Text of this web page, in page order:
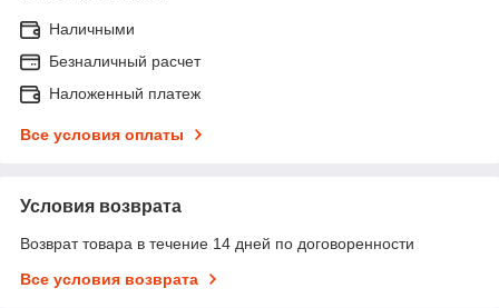
Наличными
Безналичный расчет
Наложенный платеж
Все условия оплаты
Условия возврата
Возврат товара в течение 14 дней по договоренности
Все условия возврата